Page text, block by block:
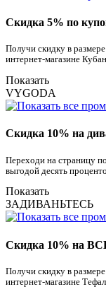
Скидка 5% по
Получи скидку в
интернет-магазине
Показать
VYGODA
Скидка 10% на
Переходи на страницу
выгодой десять
Показать
ЗАДИВАНЬТЕСЬ
Скидка 10% на
Получи скидку в
интернет-магазине